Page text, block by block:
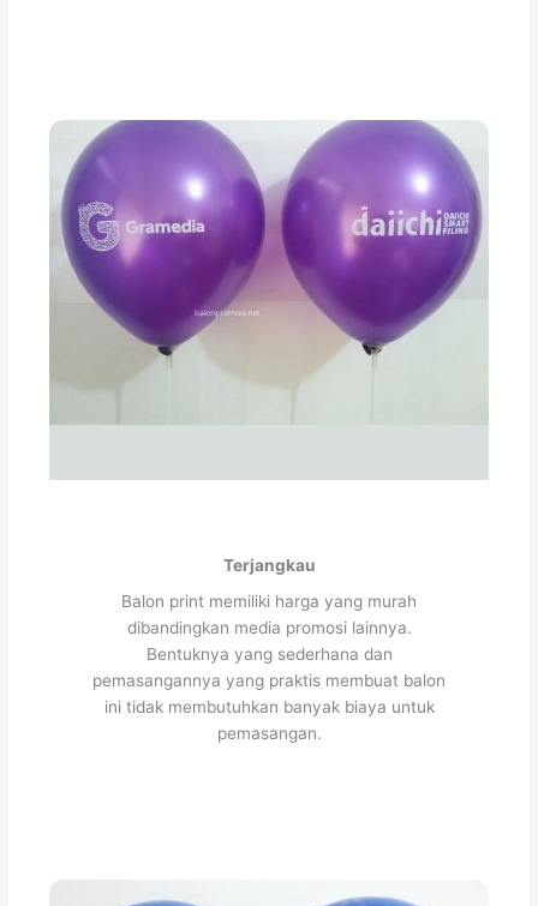
Terjangkau
Balon print memiliki harga yang murah
dibandingkan media promosi lainnya.
Bentuknya yang sederhana dan
pemasangannya yang praktis membuat balon
ini tidak membutuhkan banyak biaya untuk
pemasangan.